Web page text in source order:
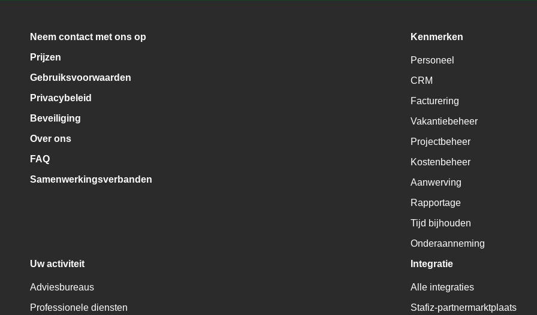
Neem contact met ons op
Prijzen
Gebruiksvoorwaarden
Privacybeleid
Beveiliging
Over ons
FAQ
Samenwerkingsverbanden
Kenmerken
Personeel
CRM
Facturering
Vakantiebeheer
Projectbeheer
Kostenbeheer
Aanwerving
Rapportage
Tijd bijhouden
Onderaanneming
Uw activiteit
Adviesbureaus
Professionele diensten
Integratie
Alle integraties
Stafiz-partnermarktplaats